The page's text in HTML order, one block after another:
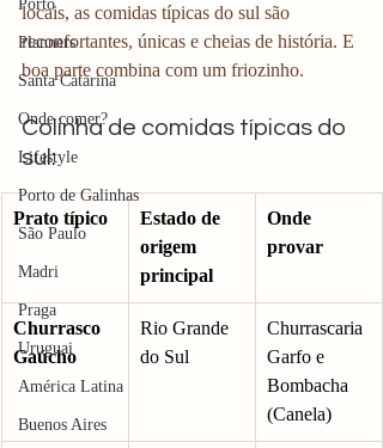
Porto
Planners
Santa Catarina
Onde comer?
Lifestyle
Porto de Galinhas
São Paulo
Madri
Praga
Uruguai
América Latina
Buenos Aires
locais, as comidas típicas do sul são
reconfortantes, únicas e cheias de história. E
boa parte combina com um friozinho.
Colinha de comidas típicas do
sul:
Prato típico
Estado de
origem
principal
Onde
provar
Churrasco
Gaúcho
Rio Grande
do Sul
Churrascaria
Garfo e
Bombacha
(Canela)